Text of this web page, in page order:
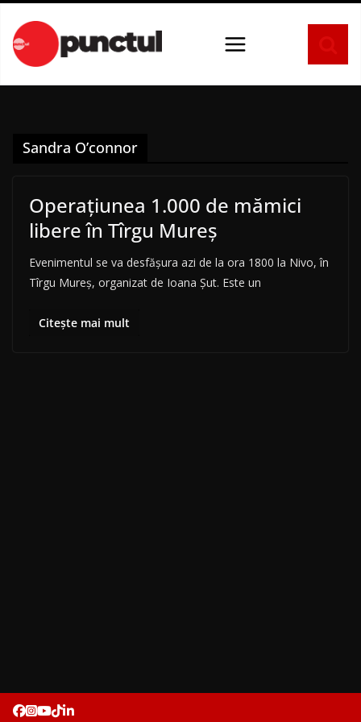
conținut
Sandra O’connor
Operațiunea 1.000 de mămici
libere în Tîrgu Mureș
Evenimentul se va desfășura azi de la ora 1800 la Nivo, în
Tîrgu Mureș, organizat de Ioana Șut. Este un
Citește mai mult